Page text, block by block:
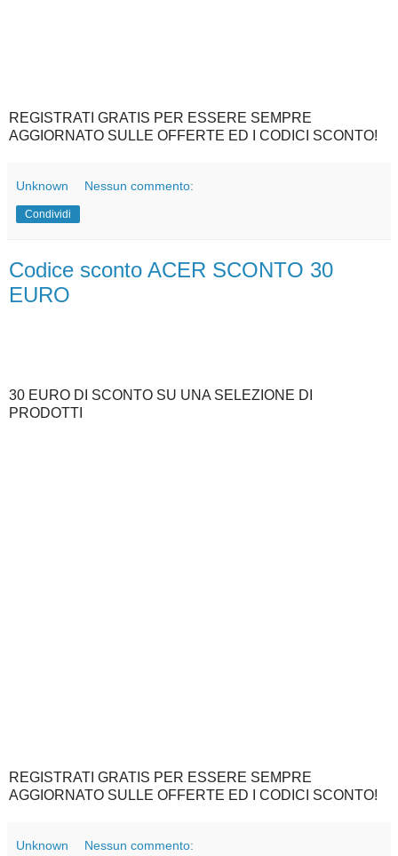
REGISTRATI GRATIS PER ESSERE SEMPRE
AGGIORNATO SULLE OFFERTE ED I CODICI SCONTO!
Unknown Nessun commento:
Condividi
Codice sconto ACER SCONTO 30
EURO
30 EURO DI SCONTO SU UNA SELEZIONE DI
PRODOTTI
REGISTRATI GRATIS PER ESSERE SEMPRE
AGGIORNATO SULLE OFFERTE ED I CODICI SCONTO!
Unknown Nessun commento: